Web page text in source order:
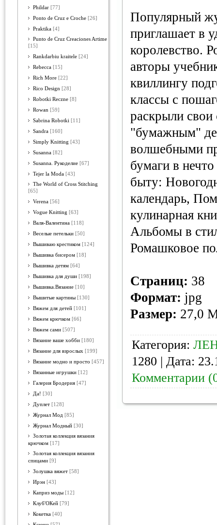
Phildar [77]
Ponto de Cruz e Croche [26]
Praktika [4]
Punto de Cruz Creaciones Artime
[15]
Rankdarbiu kraitele [24]
Rebecca [15]
Rich More [22]
Rico Design [28]
Robotki Reczne [8]
Rowan [59]
Sabrina Robotki [11]
Sandra [160]
Simply Knitting [43]
Susanna [82]
Susanna. Рукоделие [67]
Tejer la Moda [43]
The World of Cross Stitching
[65]
Verena [56]
Vogue Knitting [63]
Валя-Валентина [118]
Веселые петельки [50]
Вышиваю крестиком [124]
Вышивка бисером [18]
Вышивка детям [64]
Вышивка для души [198]
Вышивка.Вязание [10]
Вышитые картины [130]
Вяжем для детей [101]
Вяжем крючком [66]
Вяжем сами [507]
Вязание ваше хобби [180]
Вязание для взрослых [199]
Вязание модно и просто [457]
Вязанные игрушки [12]
Галерия Бродерия [47]
Да! [30]
Дуплет [128]
Журнал Мод [85]
Журнал Модный [30]
Золотая коллекция вязания
крючком [17]
Золотая коллекция вязания
спицами [9]
Золушка вяжет [58]
Ирэн [43]
Каприз моды [12]
Клуб'ОКей [79]
Кокетка [40]
Популярный
приглашает в
королевство.
авторы
квиллингу
классы с
раскрыли
"бумажным"
волшебными
бумаги в
быту:
календарь,
кулинарная
Альбомы в
Ромашковое
Страниц: 38
Формат: jpg
Размер: 27,0
Категория:
1280 | Дата:
Комментарии